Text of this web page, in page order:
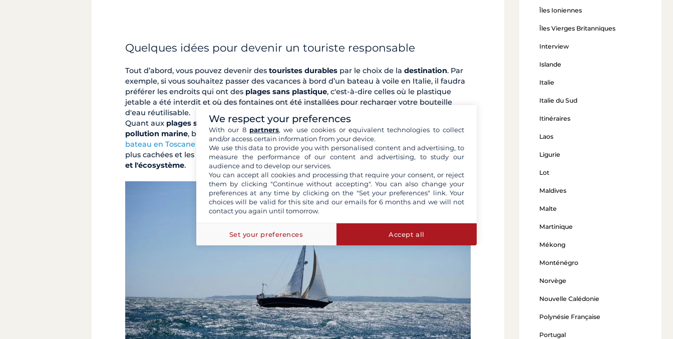
Quelques idées pour devenir un touriste responsable
Tout d’abord, vous pouvez devenir des touristes durables par le choix de la destination. Par
exemple, si vous souhaitez passer des vacances à bord d’un bateau à voile en Italie, il faudra
préférer les endroits qui ont des plages sans plastique, c'est-à-dire celles où le plastique
jetable a été interdit et où des fontaines ont été installées pour recharger votre bouteille
d'eau réutilisable.
Quant aux plages sans plastique en Italie, qui se sont engagées à
pollution marine, beaucoup d'entre elles sont situées en Sicileet enToscane.Louer un
bateau en Toscane est un choix qui vous permet non seulement de découvrir les baies les
plus cachées et les mouillages les plus tranquilles, mais aussi derespecter l'environnement
et l'écosystème.
Îles Ioniennes
Îles Vierges Britanniques
Interview
Islande
Italie
Italie du Sud
Itinéraires
Laos
Ligurie
Lot
Maldives
Malte
Martinique
Mékong
Monténégro
Norvège
Nouvelle Calédonie
Polynésie Française
Portugal
We respect your preferences
With our 8 partners, we use cookies or equivalent technologies to collect
and/or access certain information from your device.
We use this data to provide you with personalised content and advertising, to
measure the performance of our content and advertising, to study our
audience and to develop our services.
You can accept all cookies and processing that require your consent, or reject
them by clicking "Continue without accepting". You can also change your
preferences at any time by clicking on the "Set your preferences" link. Your
choices will be valid for this site and our emails for 6 months and we will not
contact you again until tomorrow.
Set your preferences Accept all